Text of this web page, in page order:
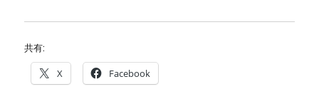
共有:
X Facebook